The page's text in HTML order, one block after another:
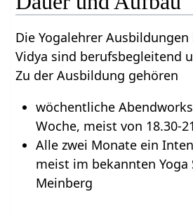
Die Yogalehrer
Vidya sind berufsbegleitend
Zu der Ausbildung gehören
wöchentliche
Woche, meist von 18.30-
Alle zwei Monate ein
meist im bekannten Yoga
Meinberg